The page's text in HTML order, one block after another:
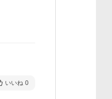
いいね 0